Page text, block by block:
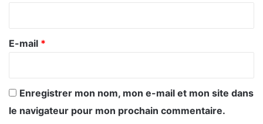
e
E-mail *
Enregistrer mon nom, mon e-mail et mon site dans
le navigateur pour mon prochain commentaire.